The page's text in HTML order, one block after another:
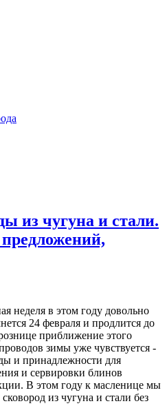
из чугуна и стали.
неделя в этом году довольно
24 февраля и продлится до
приближение этого
зимы уже чувствуется -
и принадлежности для
и сервировки блинов
В этом году к масленице мы
из чугуна и стали без